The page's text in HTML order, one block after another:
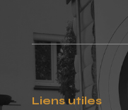
Liens utiles